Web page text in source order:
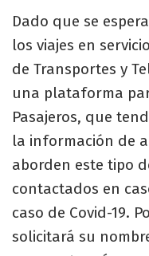
Dado que se
los viajes en
de Transportes y
una plataforma
Pasajeros, que
la información de
aborden este tipo
contactados en
caso de Covid-19.
solicitará su